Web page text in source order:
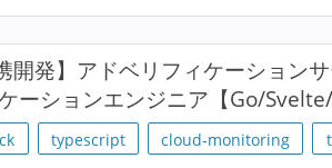
開発】アドベリフィケーション
ーションエンジニア【Go/Svelte/
typescript cloud-monitoring